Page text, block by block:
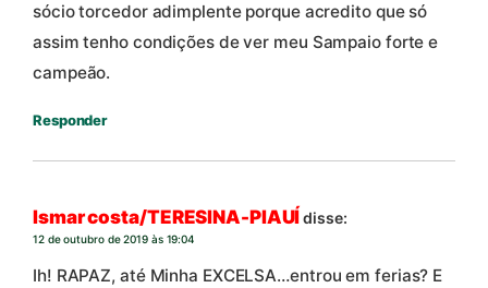
sócio torcedor adimplente porque acredito que só
assim tenho condições de ver meu Sampaio forte e
campeão.
Responder
Ismar costa/TERESINA-PIAUÍdisse:
12 de outubro de 2019 às 19:04
Ih! RAPAZ, até Minha EXCELSA…entrou em ferias? E